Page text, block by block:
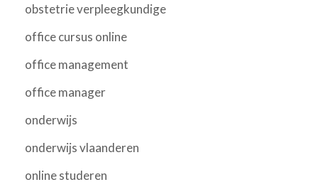
obstetrie verpleegkundige
office cursus online
office management
office manager
onderwijs
onderwijs vlaanderen
online studeren